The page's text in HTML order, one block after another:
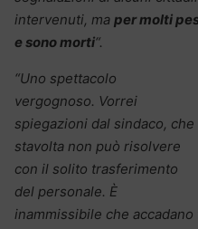
intervenuti, ma per molti
e sono morti“.
“Uno spettacolo
vergognoso. Vorrei
spiegazioni dal sindaco, che
stavolta non può risolvere
con il solito trasferimento
del personale. È
inammissibile che